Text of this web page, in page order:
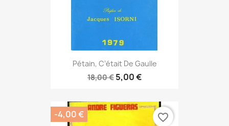
Pétain, C’était De Gaulle
18,00 € 5,00 €
-4,00 € favorite_border